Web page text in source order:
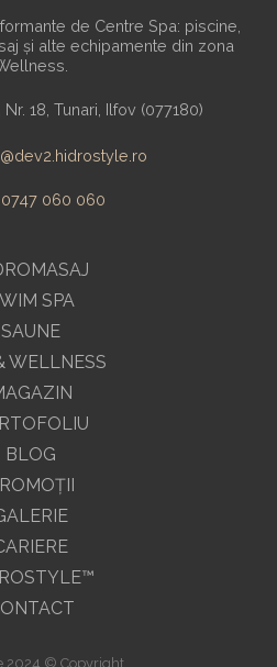
SPA
SAUNE
WELLNESS
de Centre Spa: piscine,
și alte echipamente din zona
18, Tunari, Ilfov (077180)
0747 060 060
BLOG
2024 © Copyright